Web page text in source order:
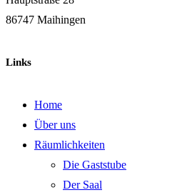
86747 Maihingen
Links
Home
Über uns
Räumlichkeiten
Die Gaststube
Der Saal